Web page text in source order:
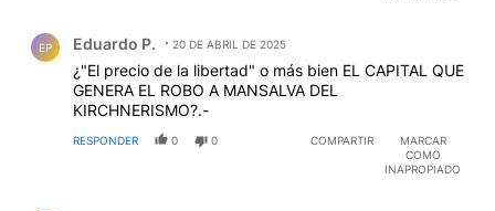
EP Eduardo P. 20 DE ABRIL DE 2025
¿"El precio de la libertad" o más bien EL CAPITAL QUE
GENERA EL ROBO A MANSALVA DEL
KIRCHNERISMO?.-
RESPONDER 0 0 COMPARTIR
MARCAR
COMO
INAPROPIADO